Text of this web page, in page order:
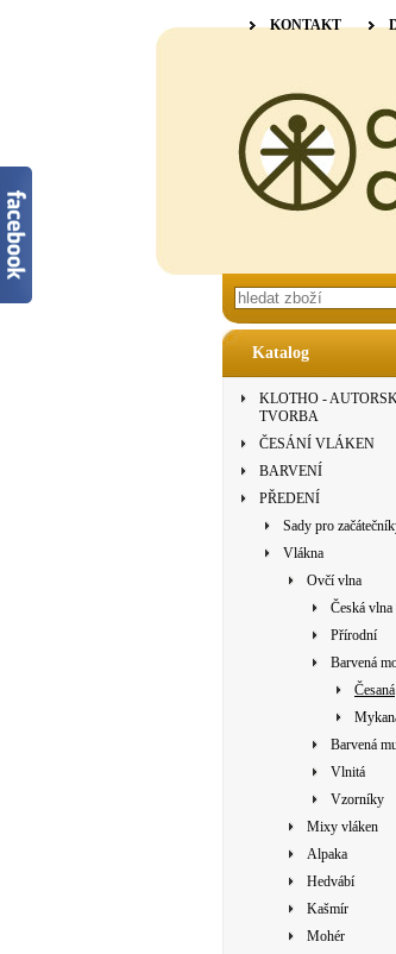
Katalog
KLOTHO -
TVORBA
ČESÁNÍ VLÁKEN
BARVENÍ
PŘEDENÍ
Sady pro
Vlákna
Ovčí vlna
Česká vlna
Přírodní
Barvená
Česaná
Barvená
Vlnitá
Vzorníky
Mixy vláken
Alpaka
Hedvábí
Kašmír
Mohér
KONTAKT